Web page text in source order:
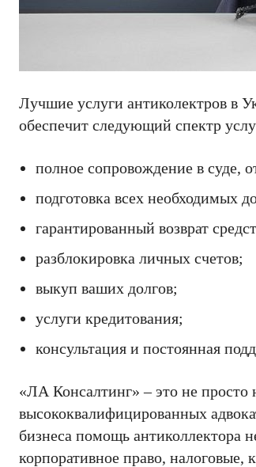
Лучшие услуги антиколектров в
обеспечит следующий спектр
полное сопровождение в суде,
подготовка всех необходимых
гарантированный возврат
разблокировка личных счетов;
выкуп ваших долгов;
услуги кредитования;
консультация и постоянная
«ЛА Консалтинг» – это не
высококвалифицированных
бизнеса помощь антиколлектора
корпоративное право, налоговые,